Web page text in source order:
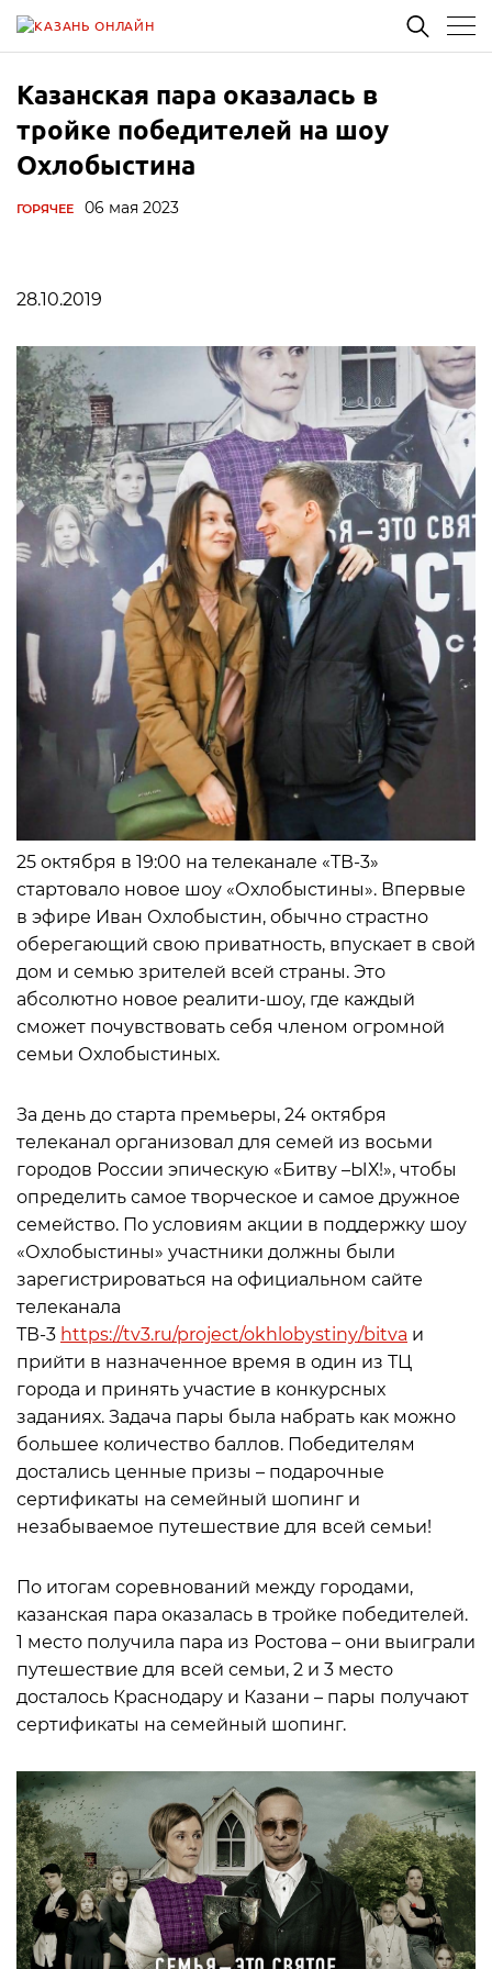
Казанская пара оказалась в
тройке победителей на шоу
Охлобыстина
ГОРЯЧЕЕ 06 мая 2023
28.10.2019
25 октября в 19:00 на телеканале «ТВ-3»
стартовало новое шоу «Охлобыстины». Впервые
в эфире Иван Охлобыстин, обычно страстно
оберегающий свою приватность, впускает в свой
дом и семью зрителей всей страны. Это
абсолютно новое реалити-шоу, где каждый
сможет почувствовать себя членом огромной
семьи Охлобыстиных.
За день до старта премьеры, 24 октября
телеканал организовал для семей из восьми
городов России эпическую «Битву –ЫХ!», чтобы
определить самое творческое и самое дружное
семейство. По условиям акции в поддержку шоу
«Охлобыстины» участники должны были
зарегистрироваться на официальном сайте
телеканала
ТВ-3 https://tv3.ru/project/okhlobystiny/bitva и
прийти в назначенное время в один из ТЦ
города и принять участие в конкурсных
заданиях. Задача пары была набрать как можно
большее количество баллов. Победителям
достались ценные призы – подарочные
сертификаты на семейный шопинг и
незабываемое путешествие для всей семьи!
По итогам соревнований между городами,
казанская пара оказалась в тройке победителей.
1 место получила пара из Ростова – они выиграли
путешествие для всей семьи, 2 и 3 место
досталось Краснодару и Казани – пары получают
сертификаты на семейный шопинг.